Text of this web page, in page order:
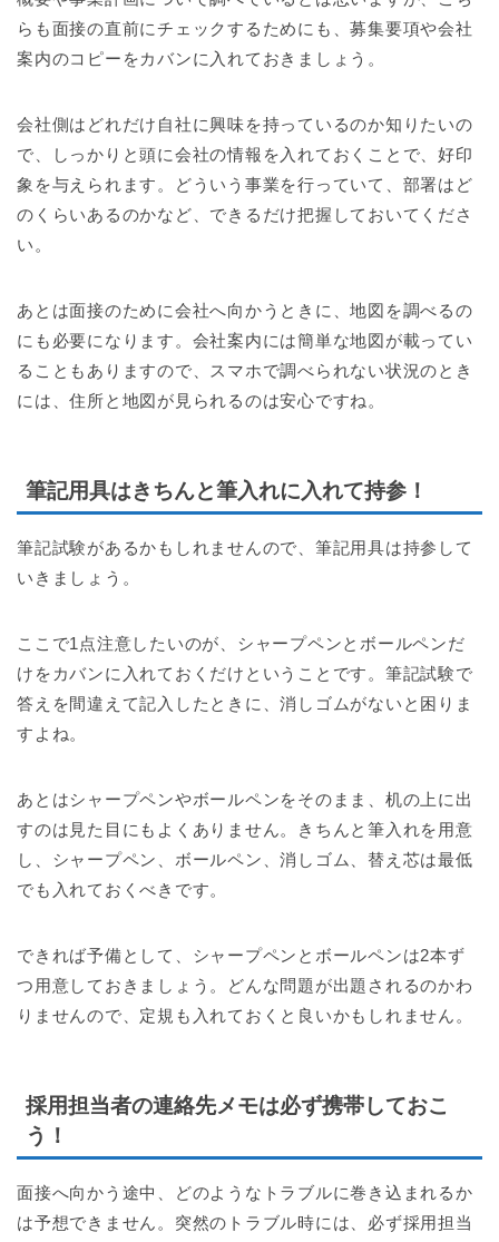
らも面接の直前にチェックするためにも、募集要項や会社
案内のコピーをカバンに入れておきましょう。
会社側はどれだけ自社に興味を持っているのか知りたいの
で、しっかりと頭に会社の情報を入れておくことで、好印
象を与えられます。どういう事業を行っていて、部署はど
のくらいあるのかなど、できるだけ把握しておいてくださ
い。
あとは面接のために会社へ向かうときに、地図を調べるの
にも必要になります。会社案内には簡単な地図が載ってい
ることもありますので、スマホで調べられない状況のとき
には、住所と地図が見られるのは安心ですね。
筆記用具はきちんと筆入れに入れて持参！
筆記試験があるかもしれませんので、筆記用具は持参して
いきましょう。
ここで1点注意したいのが、シャープペンとボールペンだ
けをカバンに入れておくだけということです。筆記試験で
答えを間違えて記入したときに、消しゴムがないと困りま
すよね。
あとはシャープペンやボールペンをそのまま、机の上に出
すのは見た目にもよくありません。きちんと筆入れを用意
し、シャープペン、ボールペン、消しゴム、替え芯は最低
でも入れておくべきです。
できれば予備として、シャープペンとボールペンは2本ず
つ用意しておきましょう。どんな問題が出題されるのかわ
りませんので、定規も入れておくと良いかもしれません。
採用担当者の連絡先メモは必ず携帯しておこ
う！
面接へ向かう途中、どのようなトラブルに巻き込まれるか
は予想できません。突然のトラブル時には、必ず採用担当